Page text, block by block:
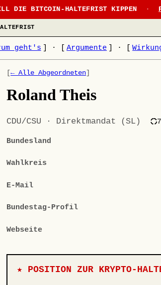
DIE BITCOIN-HALTEFRIST KIPPEN ·
geht's · Argumente ·
[← Alle Abgeordneten]
Roland Theis
CDU/CSU · Direktmandat (SL)
Bundesland
Wahlkreis
E-Mail
Bundestag-Profil
Webseite
★ POSITION ZUR KRYPTO-